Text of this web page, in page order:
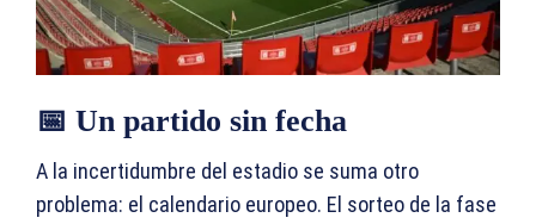
📅 Un partido sin fecha
A la incertidumbre del estadio se suma otro
problema: el calendario europeo. El sorteo de la fase